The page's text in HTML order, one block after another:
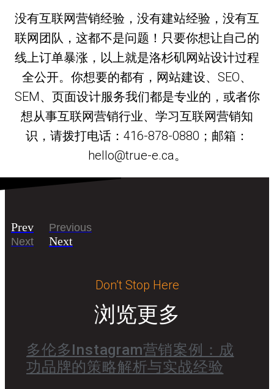
没有互联网营销经验，没有建站经验，没有互
联网团队，这都不是问题！只要你想让自己的
线上订单暴涨，以上就是洛杉矶网站设计过程
全公开。你想要的都有，网站建设、SEO、
SEM、页面设计服务我们都是专业的，或者你
想从事互联网营销行业、学习互联网营销知
识，请拨打电话：416-878-0880；邮箱：
hello@true-e.ca。
Prev
Previous
Next
Next
Don’t Stop Here
浏览更多
多伦多Instagram营销案例：成
功品牌的策略解析与实战经验